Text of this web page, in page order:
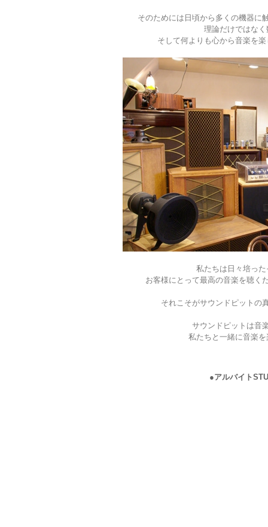
そのためには日頃から多くの機器に
理論だけではな
そして何よりも心から音楽を
私たちは日々培っ
お客様にとって最高の音楽を聴く
それこそがサウンドピットの
サウンドピットは音
私たちと一緒に音楽
●アルバイト